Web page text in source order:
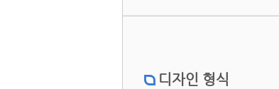
디자인 형식